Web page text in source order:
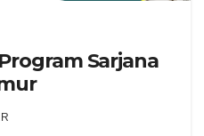
Sarjana